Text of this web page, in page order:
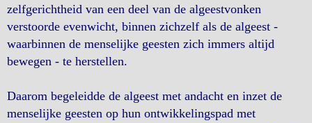
zelfgerichtheid van een deel van de algeestvonken
verstoorde evenwicht, binnen zichzelf als de algeest -
waarbinnen de menselijke geesten zich immers altijd
bewegen - te herstellen.
Daarom begeleidde de algeest met andacht en inzet de
menselijke geesten op hun ontwikkelingspad met